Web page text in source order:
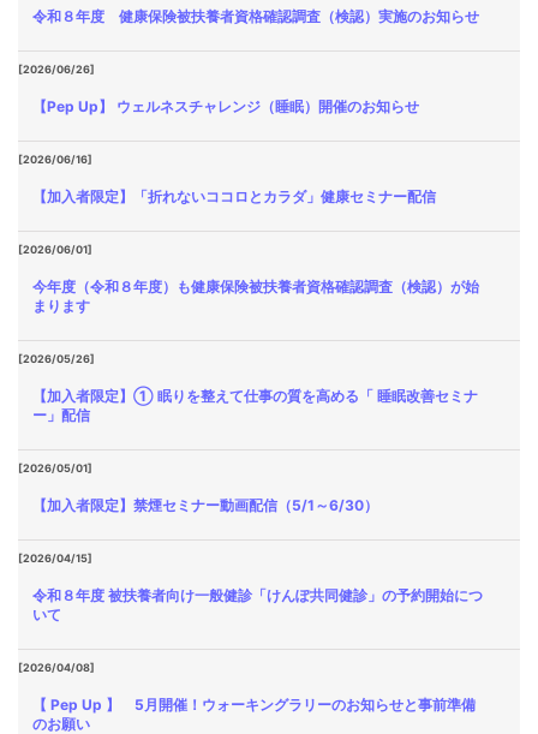
令和８年度 健康保険被扶養者資格確認調査（検認）実施のお知らせ
[2026/06/26]
【Pep Up】 ウェルネスチャレンジ（睡眠）開催のお知らせ
[2026/06/16]
【加入者限定】「折れないココロとカラダ」健康セミナー配信
[2026/06/01]
今年度（令和８年度）も健康保険被扶養者資格確認調査（検認）が始
まります
[2026/05/26]
【加入者限定】① 眠りを整えて仕事の質を高める「 睡眠改善セミナ
ー」配信
[2026/05/01]
【加入者限定】禁煙セミナー動画配信（5/1～6/30）
[2026/04/15]
令和８年度 被扶養者向け一般健診「けんぽ共同健診」の予約開始につ
いて
[2026/04/08]
【 Pep Up 】 5月開催！ウォーキングラリーのお知らせと事前準備
のお願い